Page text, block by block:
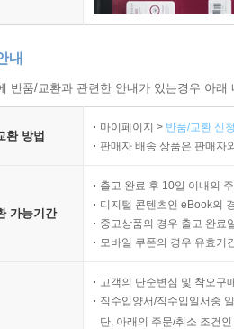
내
반품/교환과 관련한 안내가 있는경우 아
환 방법
마이페이지 > 반품/교환 신
판매자 배송 상품은 판매자
가능기간
출고 완료 후 10일 이내의
디지털 콘텐츠인 eBook의
중고상품의 경우 출고 완료
모바일 쿠폰의 경우 유효기
고객의 단순변심 및 착오구
직수입양서/직수입일서중
단, 아래의 주문/취소 조건